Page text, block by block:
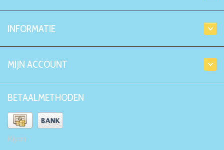
INFORMATIE
MIJN ACCOUNT
BETAALMETHODEN
Kiyoh